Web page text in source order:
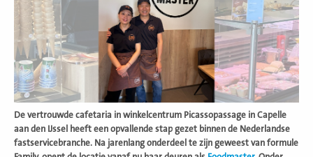
De vertrouwde cafetaria in winkelcentrum Picassopassage in Capelle
aan den IJssel heeft een opvallende stap gezet binnen de Nederlandse
fastservicebranche. Na jarenlang onderdeel te zijn geweest van formule